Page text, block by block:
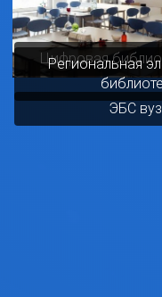
Цифровая